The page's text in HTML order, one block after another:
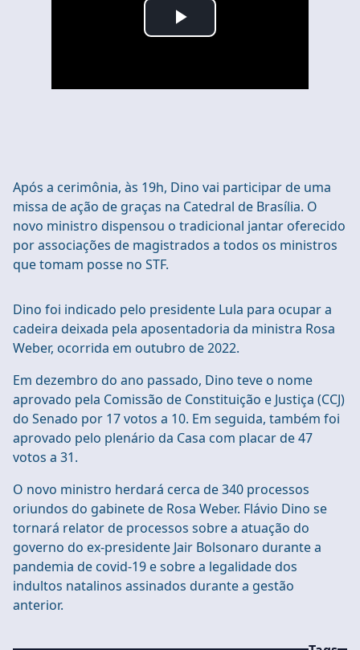
Play
Após a cerimônia, às 19h, Dino vai participar de uma
missa de ação de graças na Catedral de Brasília. O
novo ministro dispensou o tradicional jantar oferecido
por associações de magistrados a todos os ministros
que tomam posse no STF.
Dino foi indicado pelo presidente Lula para ocupar a
cadeira deixada pela aposentadoria da ministra Rosa
Weber, ocorrida em outubro de 2022.
Em dezembro do ano passado, Dino teve o nome
aprovado pela Comissão de Constituição e Justiça (CCJ)
do Senado por 17 votos a 10. Em seguida, também foi
aprovado pelo plenário da Casa com placar de 47
votos a 31.
O novo ministro herdará cerca de 340 processos
oriundos do gabinete de Rosa Weber. Flávio Dino se
tornará relator de processos sobre a atuação do
governo do ex-presidente Jair Bolsonaro durante a
pandemia de covid-19 e sobre a legalidade dos
indultos natalinos assinados durante a gestão
anterior.